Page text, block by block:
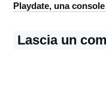
webkit
Playdate, una
Lascia un